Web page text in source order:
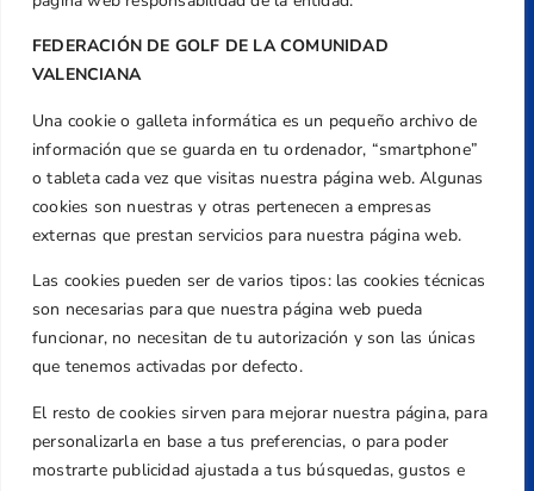
FEDERACIÓN DE GOLF DE LA COMUNIDAD
VALENCIANA
Una cookie o galleta informática es un pequeño archivo de
información que se guarda en tu ordenador, “smartphone”
o tableta cada vez que visitas nuestra página web. Algunas
cookies son nuestras y otras pertenecen a empresas
externas que prestan servicios para nuestra página web.
Las cookies pueden ser de varios tipos: las cookies técnicas
son necesarias para que nuestra página web pueda
funcionar, no necesitan de tu autorización y son las únicas
que tenemos activadas por defecto.
El resto de cookies sirven para mejorar nuestra página, para
personalizarla en base a tus preferencias, o para poder
mostrarte publicidad ajustada a tus búsquedas, gustos e
Email
federacion@golfcv.com
Aviso Legal
Política de Privacidad
Transparencia
Normativa
Federación
Revista